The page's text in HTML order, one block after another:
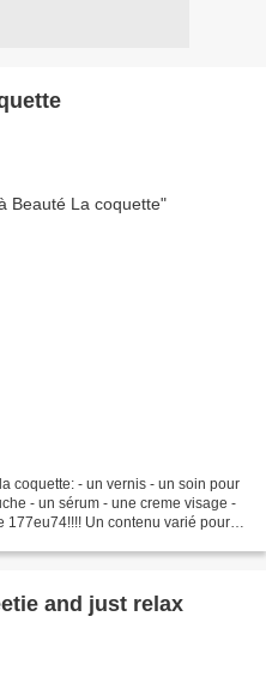
coquette: - un vernis - un soin pour
- un sérum - une creme visage -
177eu74!!!! Un contenu varié pour
and just relax